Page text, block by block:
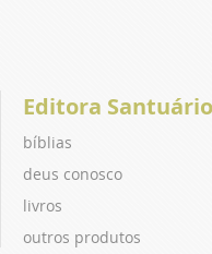
Editora Santuário
bíblias
deus conosco
livros
outros produtos